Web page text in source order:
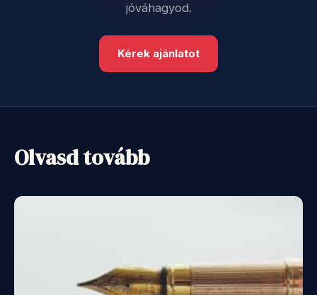
jóváhagyod.
Kérek ajánlatot
Olvasd tovább